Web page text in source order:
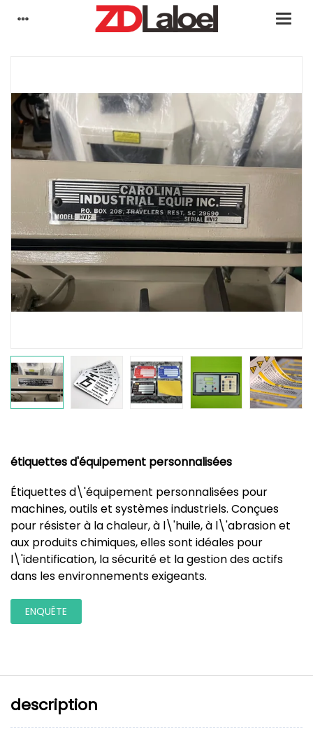
étiquettes d'équipement personnalisées
Étiquettes d\'équipement personnalisées pour
machines, outils et systèmes industriels. Conçues
pour résister à la chaleur, à l\'huile, à l\'abrasion et
aux produits chimiques, elles sont idéales pour
l\'identification, la sécurité et la gestion des actifs
dans les environnements exigeants.
ENQUÊTE
description